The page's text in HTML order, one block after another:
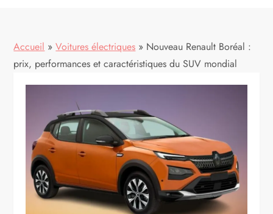
Accueil » Voitures électriques » Nouveau Renault Boréal :
prix, performances et caractéristiques du SUV mondial